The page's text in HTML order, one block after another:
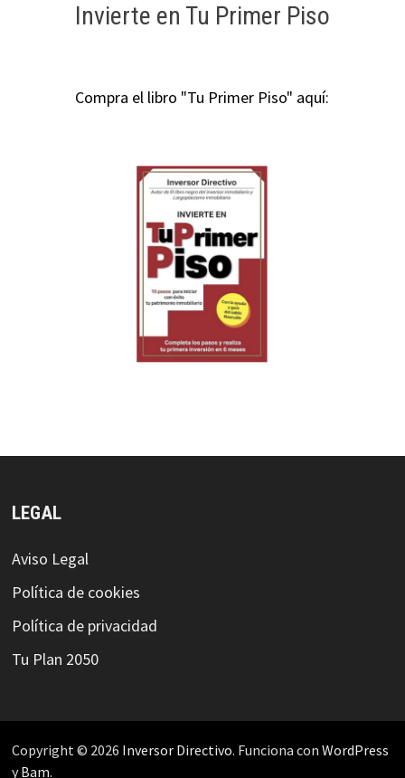
Invierte en Tu Primer Piso
Compra el libro "Tu Primer Piso" aquí:
LEGAL
Aviso Legal
Política de cookies
Política de privacidad
Tu Plan 2050
Copyright © 2026 Inversor Directivo. Funciona con WordPress
yBam.